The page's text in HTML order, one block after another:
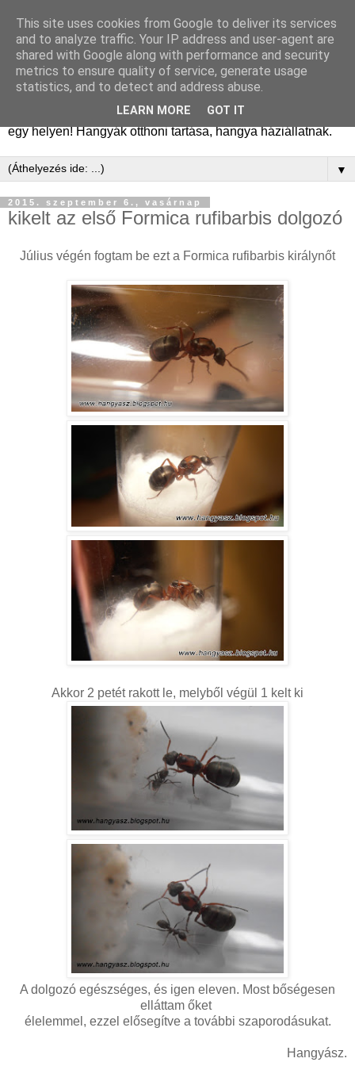
Hangyafarm
Hangyatartás gyakorlati tapasztalatok, hangyafarm
alapítástól a kifejlett kolóniákig. Tanácsok, megfigyelések,
kolóniatörténetek, fajismertetők. A hangyászásról minden
egy helyen! Hangyák otthoni tartása, hangya háziállatnak.
▼
2015. szeptember 6., vasárnap
kikelt az első Formica rufibarbis dolgozó
Július végén fogtam be ezt a Formica rufibarbis királynőt
Akkor 2 petét rakott le, melyből végül 1 kelt ki
A dolgozó egészséges, és igen eleven. Most bőségesen
elláttam őket
élelemmel, ezzel elősegítve a további szaporodásukat.
Hangyász.
This site uses cookies from Google to deliver its services
and to analyze traffic. Your IP address and user-agent are
shared with Google along with performance and security
metrics to ensure quality of service, generate usage
statistics, and to detect and address abuse.
LEARN MORE GOT IT